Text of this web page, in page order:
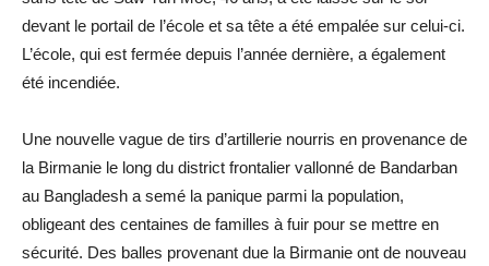
devant le portail de l’école et sa tête a été empalée sur celui-ci.
L’école, qui est fermée depuis l’année dernière, a également
été incendiée.
Une nouvelle vague de tirs d’artillerie nourris en provenance de
la Birmanie le long du district frontalier vallonné de Bandarban
au Bangladesh a semé la panique parmi la population,
obligeant des centaines de familles à fuir pour se mettre en
sécurité. Des balles provenant due la Birmanie ont de nouveau